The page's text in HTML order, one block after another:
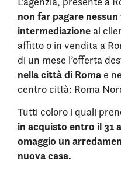
non far pagare
intermediazioneai
affitto o in vendita a
di un mese l’offerta
nella città di Roma e
centro città: Roma
Tutti coloro i quali
in acquisto entro il 31
omaggio un
nuova casa.